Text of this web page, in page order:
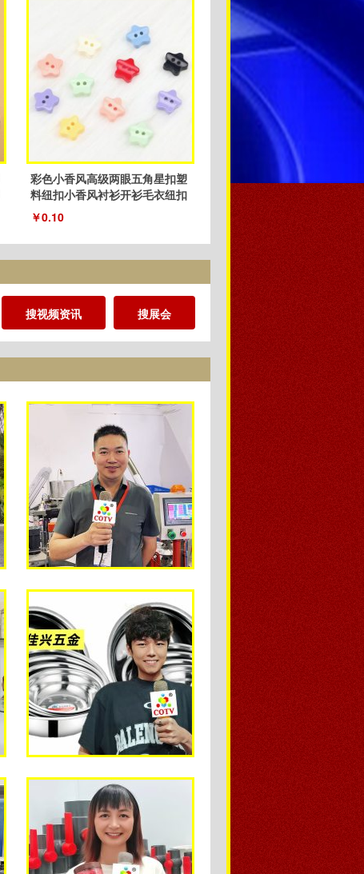
彩色小香风高级两眼五角星扣塑
料纽扣小香风衬衫开衫毛衣纽扣
厂家
￥0.10
搜视频资讯 搜展会